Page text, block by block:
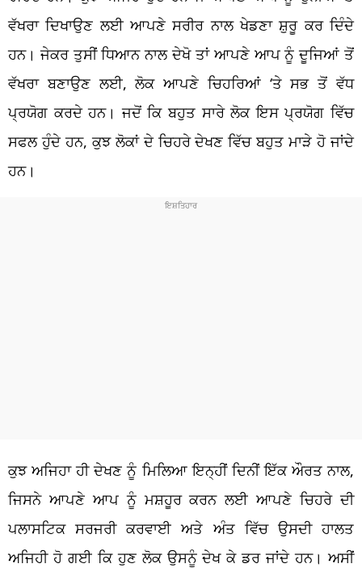
ਵੱਖਰਾ ਦਿਖਾਉਣ ਲਈ ਆਪਣੇ ਸਰੀਰ ਨਾਲ ਖੇਡਣਾ ਸ਼ੁਰੂ ਕਰ ਦਿੰਦੇ
ਹਨ। ਜੇਕਰ ਤੁਸੀਂ ਧਿਆਨ ਨਾਲ ਦੇਖੋ ਤਾਂ ਆਪਣੇ ਆਪ ਨੂੰ ਦੂਜਿਆਂ ਤੋਂ
ਵੱਖਰਾ ਬਣਾਉਣ ਲਈ, ਲੋਕ ਆਪਣੇ ਚਿਹਰਿਆਂ ‘ਤੇ ਸਭ ਤੋਂ ਵੱਧ
ਪ੍ਰਯੋਗ ਕਰਦੇ ਹਨ। ਜਦੋਂ ਕਿ ਬਹੁਤ ਸਾਰੇ ਲੋਕ ਇਸ ਪ੍ਰਯੋਗ ਵਿੱਚ
ਸਫਲ ਹੁੰਦੇ ਹਨ, ਕੁਝ ਲੋਕਾਂ ਦੇ ਚਿਹਰੇ ਦੇਖਣ ਵਿੱਚ ਬਹੁਤ ਮਾੜੇ ਹੋ ਜਾਂਦੇ
ਹਨ।
ਕੁਝ ਅਜਿਹਾ ਹੀ ਦੇਖਣ ਨੂੰ ਮਿਲਿਆ ਇਨ੍ਹੀਂ ਦਿਨੀਂ ਇੱਕ ਔਰਤ ਨਾਲ,
ਜਿਸਨੇ ਆਪਣੇ ਆਪ ਨੂੰ ਮਸ਼ਹੂਰ ਕਰਨ ਲਈ ਆਪਣੇ ਚਿਹਰੇ ਦੀ
ਪਲਾਸਟਿਕ ਸਰਜਰੀ ਕਰਵਾਈ ਅਤੇ ਅੰਤ ਵਿੱਚ ਉਸਦੀ ਹਾਲਤ
ਅਜਿਹੀ ਹੋ ਗਈ ਕਿ ਹੁਣ ਲੋਕ ਉਸਨੂੰ ਦੇਖ ਕੇ ਡਰ ਜਾਂਦੇ ਹਨ। ਅਸੀਂ